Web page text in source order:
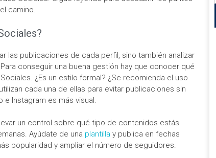
camino.
las publicaciones de cada perfil, sino también analizar
conseguir una buena gestión hay que conocer qué
¿Es un estilo formal? ¿Se recomienda el uso
cada una de ellas para evitar publicaciones sin
Instagram es más visual.
un control sobre qué tipo de contenidos estás
Ayúdate de una plantilla y publica en fechas
popularidad y ampliar el número de seguidores.